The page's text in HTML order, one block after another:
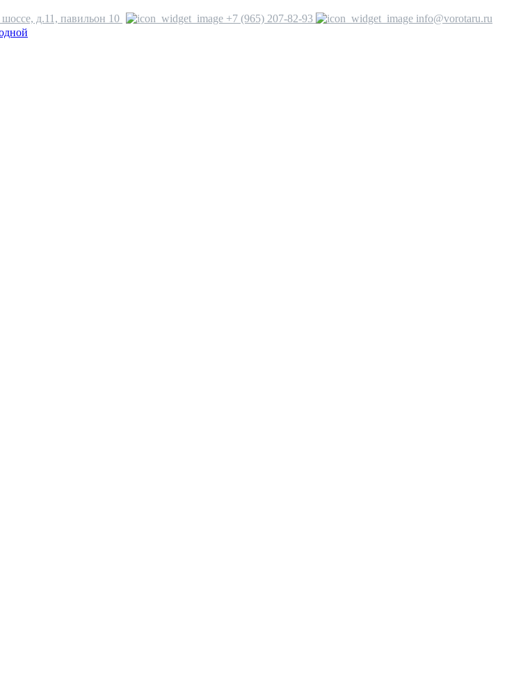
д.11, павильон 10 +7 (965) 207-82-93
info@vorotaru.ru